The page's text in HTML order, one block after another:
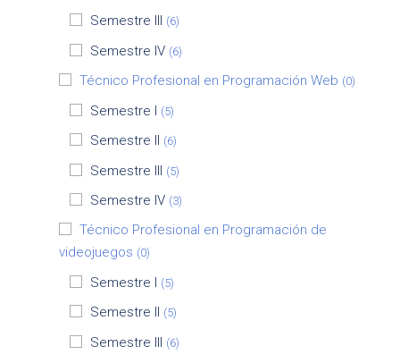
Semestre III (6)
Semestre IV (6)
Técnico Profesional en Programación Web (0)
Semestre I (5)
Semestre II (6)
Semestre III (5)
Semestre IV (3)
Técnico Profesional en Programación de
videojuegos (0)
Semestre I (5)
Semestre II (5)
Semestre III (6)